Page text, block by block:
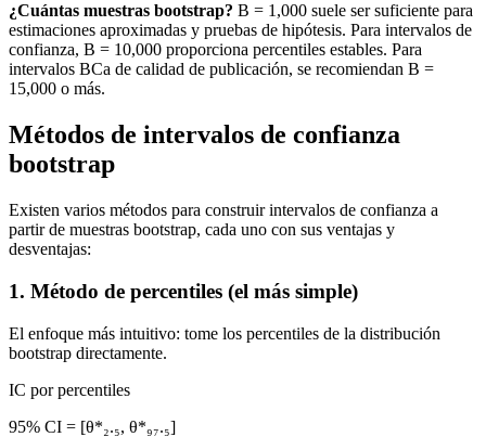
¿Cuántas muestras bootstrap? B = 1,000 suele ser suficiente para
estimaciones aproximadas y pruebas de hipótesis. Para intervalos de
confianza, B = 10,000 proporciona percentiles estables. Para
intervalos BCa de calidad de publicación, se recomiendan B =
15,000 o más.
Métodos de intervalos de confianza
bootstrap
Existen varios métodos para construir intervalos de confianza a
partir de muestras bootstrap, cada uno con sus ventajas y
desventajas:
1. Método de percentiles (el más simple)
El enfoque más intuitivo: tome los percentiles de la distribución
bootstrap directamente.
IC por percentiles
95% CI = [θ*₂.₅, θ*₉₇.₅]